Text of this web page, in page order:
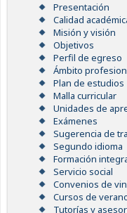
Presentación
Calidad
Misión y visión
Objetivos
Perfil de egreso
Ámbito
Plan de estudios
Malla curricular
Unidades de
Exámenes
Sugerencia de
Segundo idioma
Formación
Servicio social
Convenios de
Cursos de
Tutorías y